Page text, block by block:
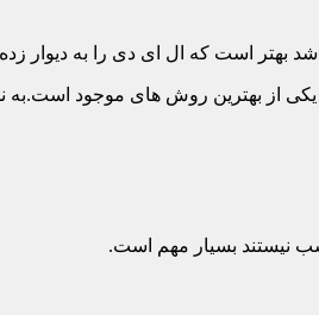
بهتر است که ال ای دی را به دیوار
از بهترین روش های موجود
نیستند بسیار مهم است.